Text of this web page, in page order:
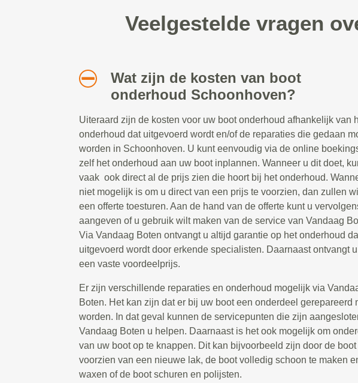
Veelgestelde vragen
Wat zijn de kosten van boot
onderhoud Schoonhoven?
Uiteraard zijn de kosten voor uw boot onderhoud afhankelijk van
onderhoud dat uitgevoerd wordt en/of de reparaties die gedaan
worden in Schoonhoven. U kunt eenvoudig via de online
zelf het onderhoud aan uw boot inplannen. Wanneer u dit doet,
vaak ook direct al de prijs zien die hoort bij het onderhoud.
niet mogelijk is om u direct van een prijs te voorzien, dan zullen
een offerte toesturen. Aan de hand van de offerte kunt u
aangeven of u gebruik wilt maken van de service van Vandaag
Via Vandaag Boten ontvangt u altijd garantie op het onderhoud
uitgevoerd wordt door erkende specialisten. Daarnaast ontvangt
een vaste voordeelprijs.
Er zijn verschillende reparaties en onderhoud mogelijk via
Boten. Het kan zijn dat er bij uw boot een onderdeel gerepareerd
worden. In dat geval kunnen de servicepunten die zijn
Vandaag Boten u helpen. Daarnaast is het ook mogelijk om
van uw boot op te knappen. Dit kan bijvoorbeeld zijn door de boot
voorzien van een nieuwe lak, de boot volledig schoon te maken
waxen of de boot schuren en polijsten.